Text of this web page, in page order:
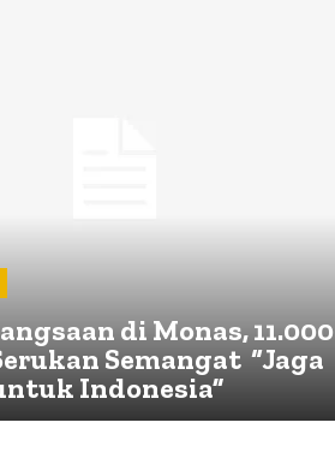
di Monas, 11.000
Semangat “Jaga
Indonesia”